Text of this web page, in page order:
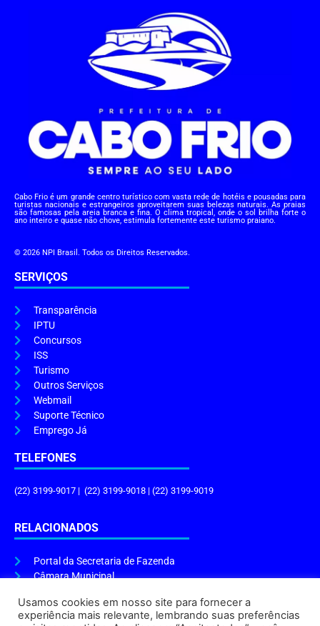
Cabo Frio é um grande centro turístico com vasta rede de hotéis e pousadas para
turistas nacionais e estrangeiros aproveitarem suas belezas naturais. As praias
são famosas pela areia branca e fina. O clima tropical, onde o sol brilha forte o
ano inteiro e quase não chove, estimula fortemente este turismo praiano.
© 2026 NPI Brasil. Todos os Direitos Reservados.
SERVIÇOS
Transparência
IPTU
Concursos
ISS
Turismo
Outros Serviços
Webmail
Suporte Técnico
Emprego Já
TELEFONES
(22) 3199-9017 | (22) 3199-9018 | (22) 3199-9019
RELACIONADOS
Portal da Secretaria de Fazenda
Câmara Municipal
ENDEREÇO E HORÁRIO
Usamos cookies em nosso site para fornecer a
experiência mais relevante, lembrando suas preferências